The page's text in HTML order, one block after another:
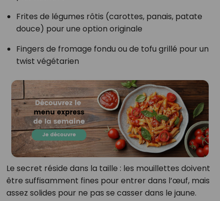
Frites de légumes rôtis (carottes, panais, patate
douce) pour une option originale
Fingers de fromage fondu ou de tofu grillé pour un
twist végétarien
Le secret réside dans la taille : les mouillettes doivent
être suffisamment fines pour entrer dans l’œuf, mais
assez solides pour ne pas se casser dans le jaune.